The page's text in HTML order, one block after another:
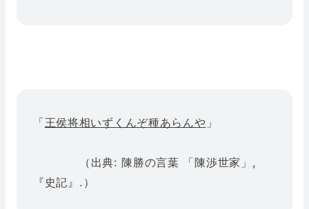
「王侯将相いずくんぞ種あらんや 」
（出典: 陳勝の言葉 「陳渉世家」,
『史記』.）